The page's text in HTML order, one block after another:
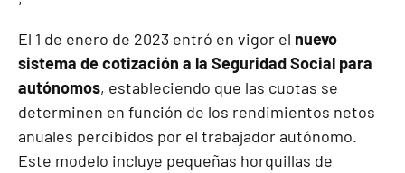
El 1 de enero de 2023 entró en vigor el nuevo
sistema de cotización a la Seguridad Social para
autónomos, estableciendo que las cuotas se
determinen en función de los rendimientos netos
anuales percibidos por el trabajador autónomo.
Este modelo incluye pequeñas horquillas de